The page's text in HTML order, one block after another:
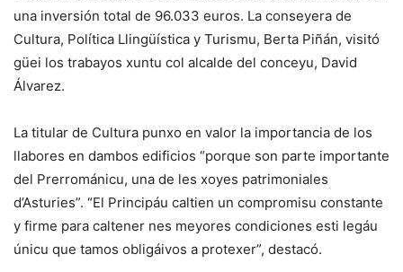
una inversión total de 96.033 euros. La conseyera de
Cultura, Política Llingüística y Turismu, Berta Piñán, visitó
güei los trabayos xuntu col alcalde del conceyu, David
Álvarez.
La titular de Cultura punxo en valor la importancia de los
llabores en dambos edificios “porque son parte importante
del Prerrománicu, una de les xoyes patrimoniales
d’Asturies”. “El Principáu caltien un compromisu constante
y firme para caltener nes meyores condiciones esti legáu
únicu que tamos obligáivos a protexer”, destacó.